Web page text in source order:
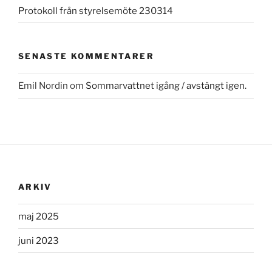
Protokoll från styrelsemöte 230314
SENASTE KOMMENTARER
Emil Nordin om Sommarvattnet igång / avstängt igen.
ARKIV
maj 2025
juni 2023